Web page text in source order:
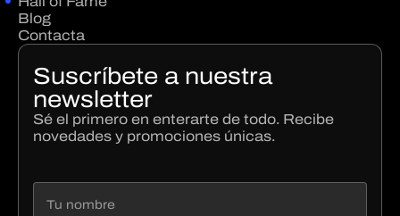
Blog
Contacta
Suscríbete a nuestra
newsletter
Sé el primero en enterarte de todo. Recibe
novedades y promociones únicas.